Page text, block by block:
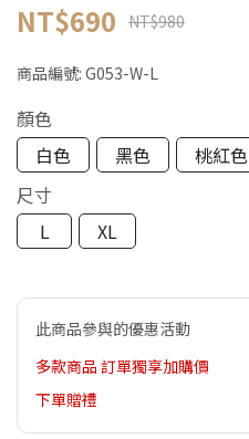
NT$690 NT$980
商品編號: G053-W-L
顏色
白色
黑色
桃紅色
尺寸
L
XL
此商品參與的優惠活動
多款商品 訂單獨享加購價
下單贈禮